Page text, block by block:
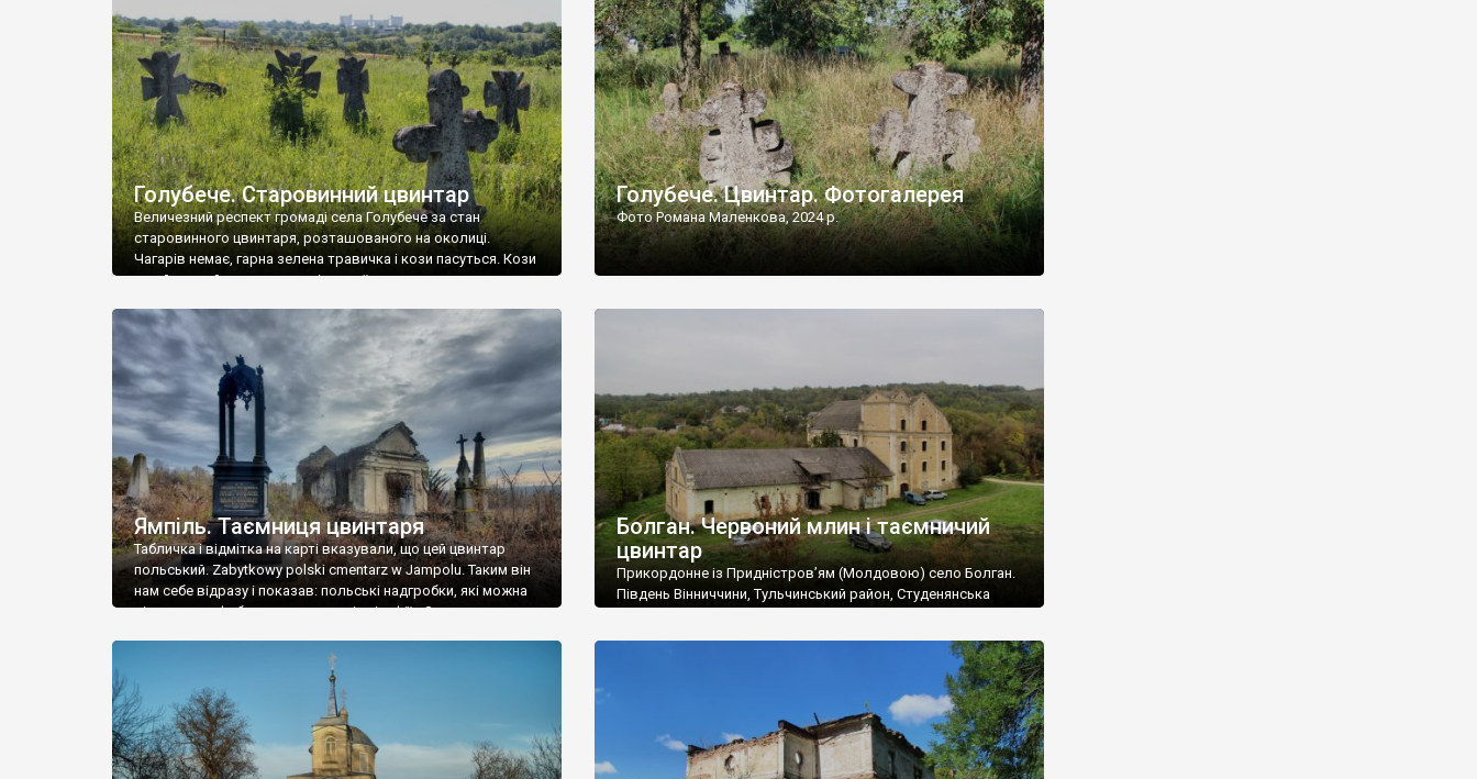
[…]
Голубече. Старовинний цвинтар
Величезний респект громаді села Голубече за стан
старовинного цвинтаря, розташованого на околиці.
Чагарів немає, гарна зелена травичка і кози пасуться. Кози
– найкращий регулятор шкідливої, для старих кладовищ,
бруньками, кози ті бруньки обгризають, бо то улюблений
делікатес. На цвинтарі у Голубечому ціла колекція
різноманітних форм хрестів. Село відносно невелике, […]
Голубече. Цвинтар. Фотогалерея
Фото Романа Маленкова, 2024 р.
Ямпіль. Таємниця цвинтаря
Табличка і відмітка на карті вказували, що цей цвинтар
польський. Zabytkowy polski cmentarz w Jampolu. Таким він
нам себе відразу і показав: польські надгробки, які можна
віднести до фабричних, польські епітафії… Загалом цвинтар
виявилося більше семи гектарів. Перше враження про
абсолютну звичайність польського цвинтаря виявилося
оманливим – […]
Болган. Червоний млин і таємничий
цвинтар
Прикордонне із Придністров’ям (Молдовою) село Болган.
Південь Вінниччини, Тульчинський район, Студенянська
старовинний цвинтар із кам’яними хрестами. Всі епітафії, які
збереглися, написані кирилицею, церковнослов’янською
мовою. За всіма традиційними ознаками – цвинтар
український. Хрести датуються 19 століттям. У 1924-1940
роках Болган […]